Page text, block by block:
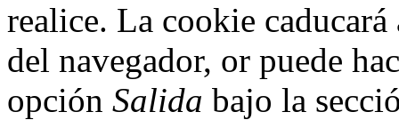
realice. La cookie
del navegador, or puede
opción Salida bajo la